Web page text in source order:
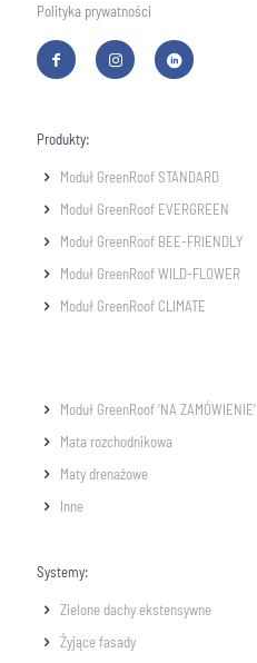
Polityka prywatności
Produkty:
Moduł GreenRoof STANDARD
Moduł GreenRoof EVERGREEN
Moduł GreenRoof BEE-FRIENDLY
Moduł GreenRoof WILD-FLOWER
Moduł GreenRoof CLIMATE
Moduł GreenRoof ‘NA ZAMÓWIENIE’
Mata rozchodnikowa
Maty drenażowe
Inne
Systemy:
Zielone dachy ekstensywne
Żyjące fasady